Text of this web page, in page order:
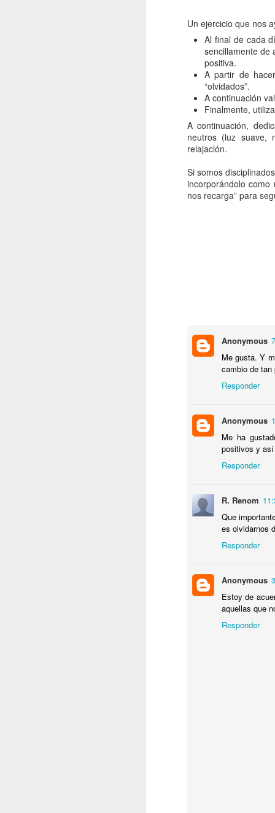
Un ejercicio que nos
Al final de cada
sencillamente de
positiva.
A partir de
“olvidados”.
A continuación
Finalmente,
A continuación,
neutros (luz suave,
relajación.
Si somos
incorporándolo
nos recarga” para
Anonymous
Me gusta. Y
cambio de
Responder
Anonymous
Me ha
positivos y así
Responder
R. Renom
Que
es olvidarnos
Responder
Anonymous
Estoy de
aquellas que
Responder